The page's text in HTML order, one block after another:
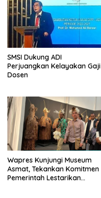
SMSI Dukung ADI
Perjuangkan Kelayakan Gaji
Dosen
Wapres Kunjungi Museum
Asmat, Tekankan Komitmen
Pemerintah Lestarikan